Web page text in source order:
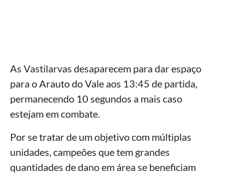
As Vastilarvas desaparecem para dar espaço
para o Arauto do Vale aos 13:45 de partida,
permanecendo 10 segundos a mais caso
estejam em combate.
Por se tratar de um objetivo com múltiplas
unidades, campeões que tem grandes
quantidades de dano em área se beneficiam